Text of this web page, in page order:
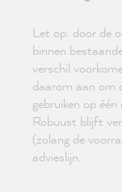
Let op: door de
binnen
verschil
daarom aan om
gebruiken op
Robuust blijft
(zolang de
advieslijn.